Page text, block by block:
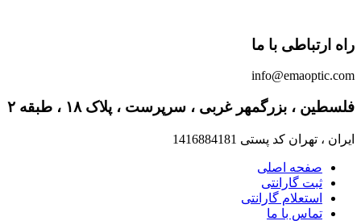
راه ارتباطی با ما
info@emaoptic.com
فلسطین ، بزرگمهر غربی ، سرپرست ، پلاک ۱۸ ، طبقه ۲
ایران ، تهران کد پستی 1416884181
صفحه اصلی
ثبت گارانتی
استعلام گارانتی
تماس با ما